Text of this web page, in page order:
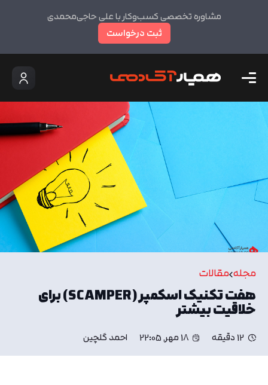
مشاوره تخصصی کسب‌وکار با علی حاجی‌محمدی
ثبت درخواست
مجله مقالات
هفت تکنیک اسکمپر (SCAMPER) برای
خلاقیت بیشتر
12 دقیقه 18 مهر, 22:05 احمد گلچین